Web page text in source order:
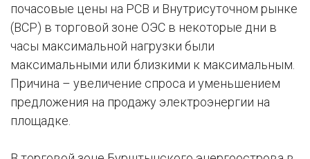
почасовые цены на РСВ и Внутрисуточном рынке
(ВСР) в торговой зоне ОЭС в некоторые дни в
часы максимальной нагрузки были
максимальными или близкими к максимальным.
Причина – увеличение спроса и уменьшением
предложения на продажу электроэнергии на
площадке.